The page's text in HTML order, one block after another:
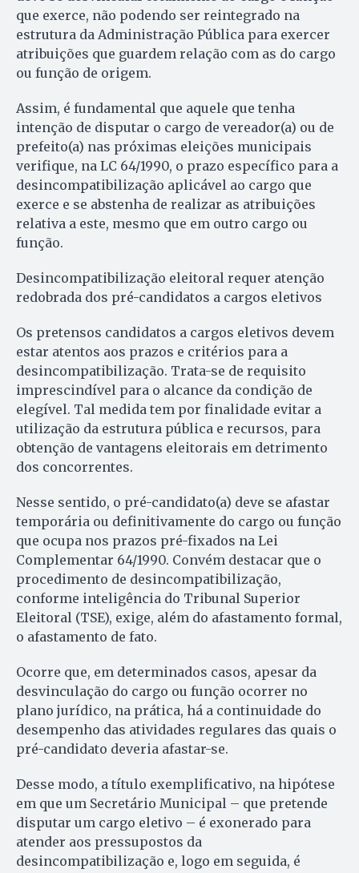
que exerce, não podendo ser reintegrado na
estrutura da Administração Pública para exercer
atribuições que guardem relação com as do cargo
ou função de origem.
Assim, é fundamental que aquele que tenha
intenção de disputar o cargo de vereador(a) ou de
prefeito(a) nas próximas eleições municipais
verifique, na LC 64/1990, o prazo específico para a
desincompatibilização aplicável ao cargo que
exerce e se abstenha de realizar as atribuições
relativa a este, mesmo que em outro cargo ou
função.
Desincompatibilização eleitoral requer atenção
redobrada dos pré-candidatos a cargos eletivos
Os pretensos candidatos a cargos eletivos devem
estar atentos aos prazos e critérios para a
desincompatibilização. Trata-se de requisito
imprescindível para o alcance da condição de
elegível. Tal medida tem por finalidade evitar a
utilização da estrutura pública e recursos, para
obtenção de vantagens eleitorais em detrimento
dos concorrentes.
Nesse sentido, o pré-candidato(a) deve se afastar
temporária ou definitivamente do cargo ou função
que ocupa nos prazos pré-fixados na Lei
Complementar 64/1990. Convém destacar que o
procedimento de desincompatibilização,
conforme inteligência do Tribunal Superior
Eleitoral (TSE), exige, além do afastamento formal,
o afastamento de fato.
Ocorre que, em determinados casos, apesar da
desvinculação do cargo ou função ocorrer no
plano jurídico, na prática, há a continuidade do
desempenho das atividades regulares das quais o
pré-candidato deveria afastar-se.
Desse modo, a título exemplificativo, na hipótese
em que um Secretário Municipal – que pretende
disputar um cargo eletivo – é exonerado para
atender aos pressupostos da
desincompatibilização e, logo em seguida, é